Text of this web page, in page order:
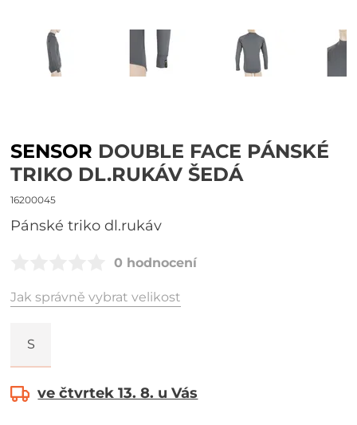
SENSOR DOUBLE FACE PÁNSKÉ
TRIKO DL.RUKÁV ŠEDÁ
16200045
pánské triko dl.rukáv
0 hodnocení
Jak správně vybrat velikost
S
ve čtvrtek 13. 8. u Vás